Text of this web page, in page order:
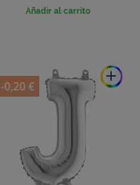
base
Añadir al carrito
add
-0,20 €